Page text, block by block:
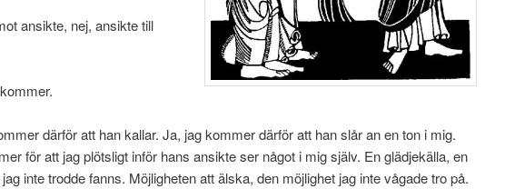
ansikte, nej, ansikte till
därför att han kallar. Ja, jag kommer därför att han slår an en ton i mig.
för att jag plötsligt inför hans ansikte ser något i mig själv. En glädjekälla, en
inte trodde fanns. Möjligheten att älska, den möjlighet jag inte vågade tro på.